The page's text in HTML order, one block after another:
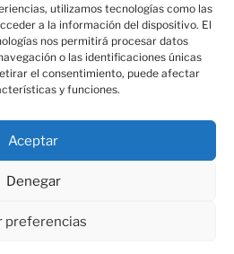
utilizamos tecnologías como las
a la información del dispositivo. El
nos permitirá procesar datos
o las identificaciones únicas
el consentimiento, puede afectar
y funciones.
Aceptar
Denegar
preferencias
Quemadas
114